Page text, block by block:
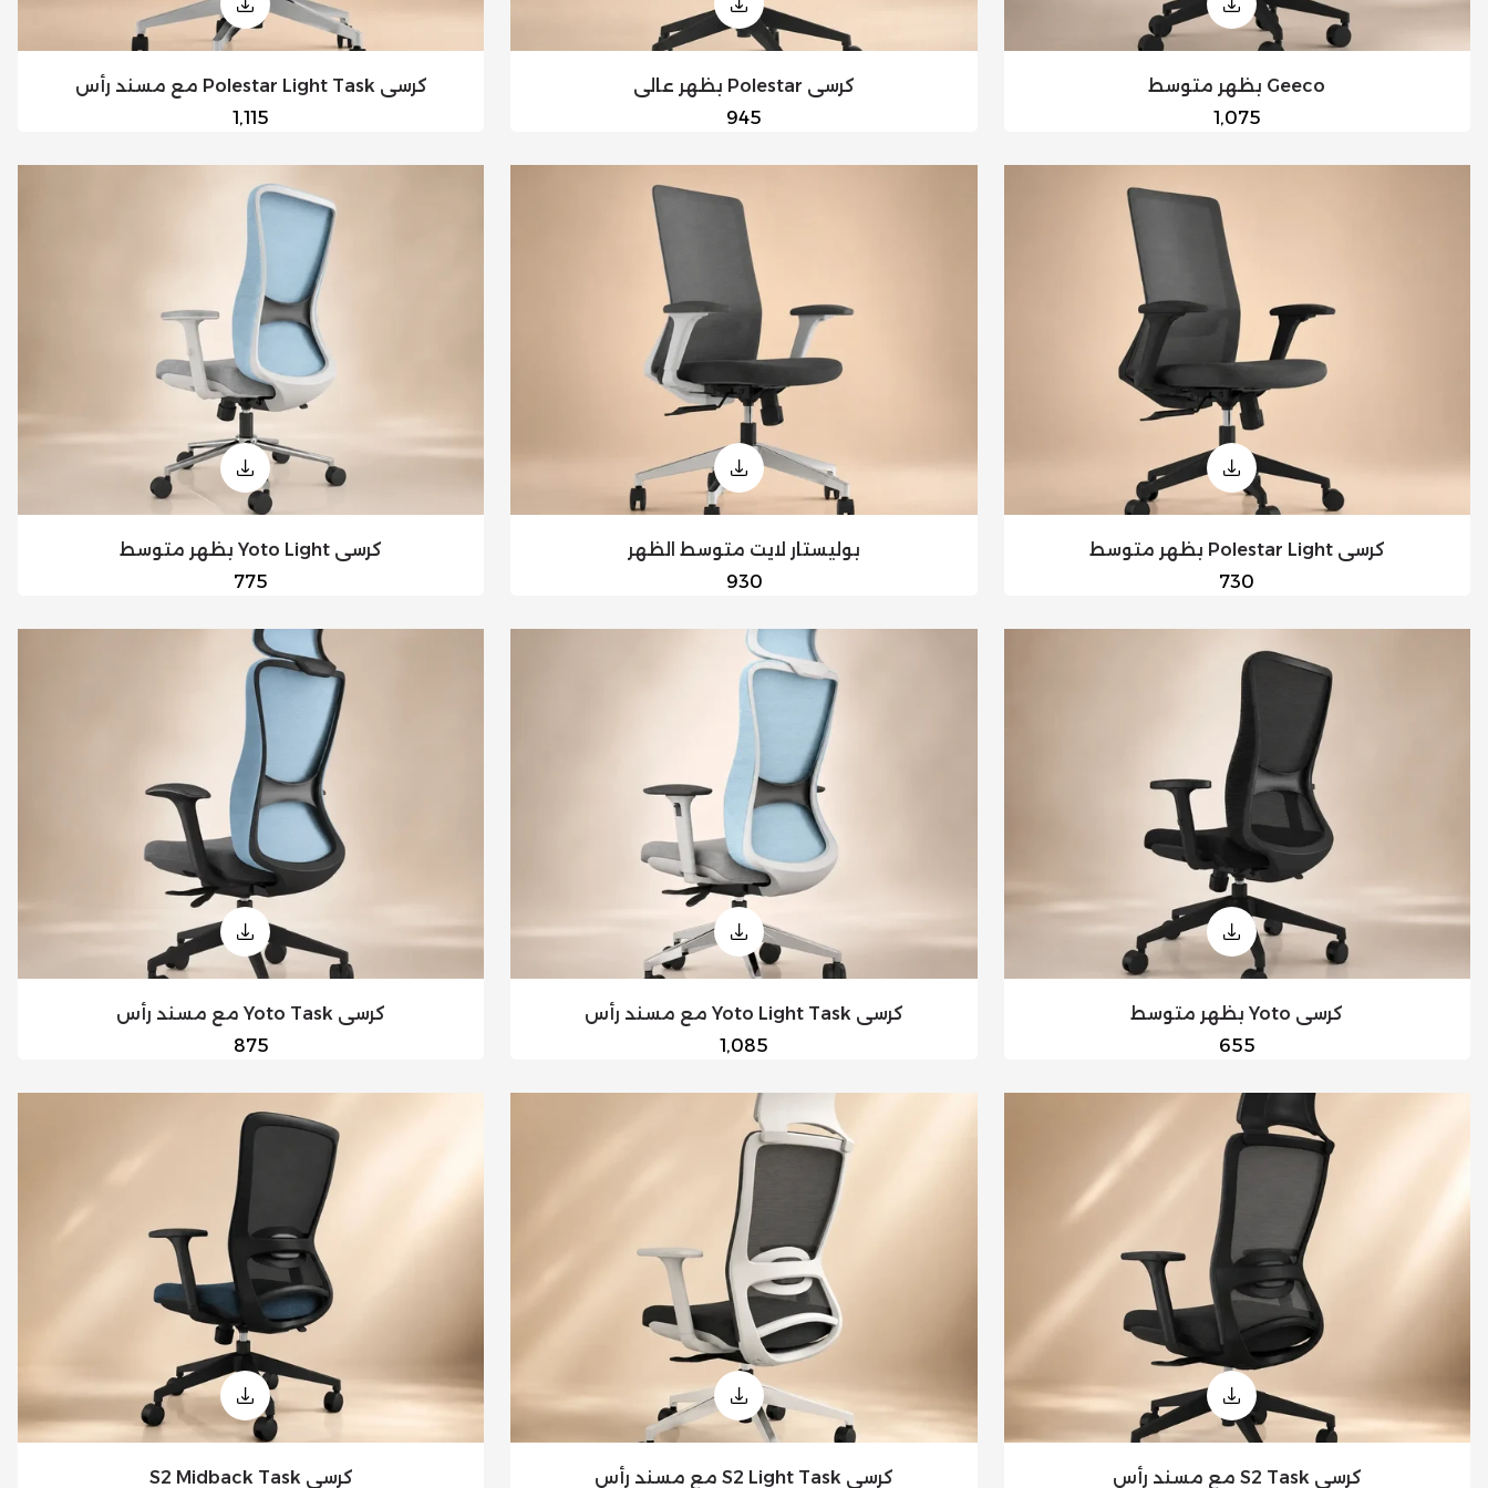
Geeco بظهر متوسط
السعر
1,075
كرسي Polestar بظهر عالي
السعر
945
كرسي Polestar Light Task مع مسند رأس
السعر
1,115
كرسي Polestar Light بظهر متوسط
السعر
730
بوليستار لايت متوسط الظهر
السعر
930
كرسي Yoto Light بظهر متوسط
السعر
775
كرسي Yoto بظهر متوسط
السعر
655
كرسي Yoto Light Task مع مسند رأس
السعر
1,085
كرسي Yoto Task مع مسند رأس
السعر
875
كرسي S2 Task مع مسند رأس كرسي S2 Light Task مع مسند رأس كرسي S2 Midback Task